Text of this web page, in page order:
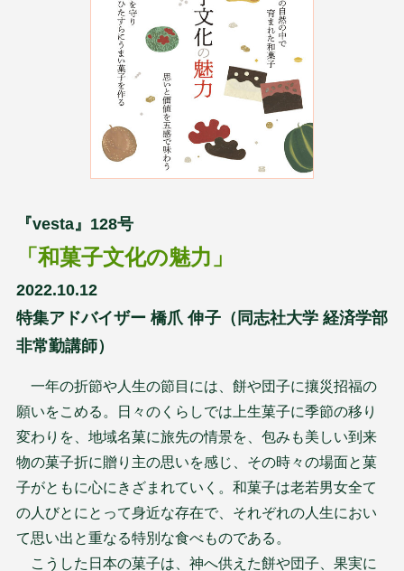
『vesta』128号
「和菓子文化の魅力」
2022.10.12
特集アドバイザー 橋爪 伸子（同志社大学 経済学部
非常勤講師）
一年の折節や人生の節目には、餅や団子に攘災招福の
願いをこめる。日々のくらしでは上生菓子に季節の移り
変わりを、地域名菓に旅先の情景を、包みも美しい到来
物の菓子折に贈り主の思いを感じ、その時々の場面と菓
子がともに心にきざまれていく。和菓子は老若男女全て
の人びとにとって身近な存在で、それぞれの人生におい
て思い出と重なる特別な食べものである。
こうした日本の菓子は、神へ供えた餅や団子、果実に